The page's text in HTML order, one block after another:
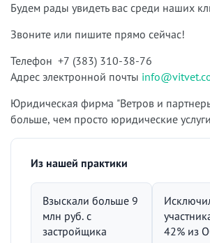
Будем рады увидеть вас среди наших
Звоните или пишите прямо сейчас!
Телефон +7 (383) 310-38-76
Адрес электронной почты
Юридическая фирма "Ветров и
больше, чем просто юридические услуги
Из нашей практики
Взыскали больше 9
млн руб. с
застройщика
42% из